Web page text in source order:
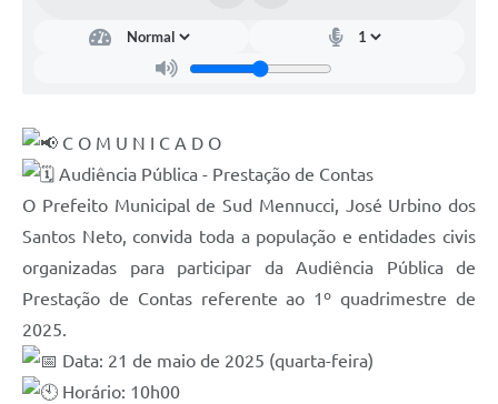
Transparência PNAB
ATRIBUIÇÃO DE AULAS
ALDIR BLANC
A Prefeitura
C O M U N I C A D O
Audiência Pública - Prestação de Contas
O Prefeito Municipal de Sud Mennucci, José Urbino dos
Santos Neto, convida toda a população e entidades civis
organizadas para participar da Audiência Pública de
Prestação de Contas referente ao 1º quadrimestre de
2025.
Data: 21 de maio de 2025 (quarta-feira)
Horário: 10h00